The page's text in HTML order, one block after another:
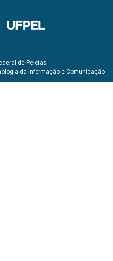
de Pelotas
da Informação e Comunicação